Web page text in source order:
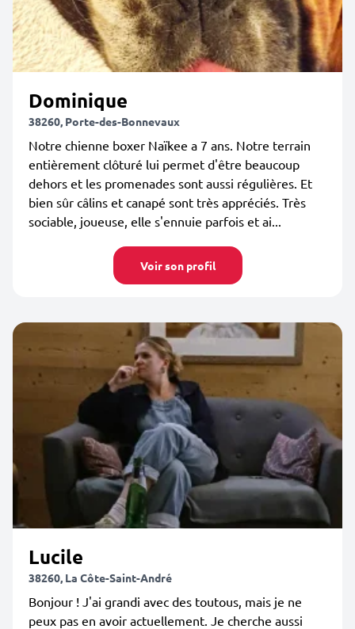
Dominique
38260, Porte-des-Bonnevaux
Notre chienne boxer Naïkee a 7 ans. Notre terrain
entièrement clôturé lui permet d'être beaucoup
dehors et les promenades sont aussi régulières. Et
bien sûr câlins et canapé sont très appréciés. Très
sociable, joueuse, elle s'ennuie parfois et ai...
Voir son profil
Lucile
38260, La Côte-Saint-André
Bonjour ! J'ai grandi avec des toutous, mais je ne
peux pas en avoir actuellement. Je cherche aussi